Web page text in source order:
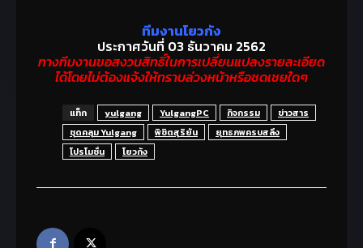
ทีมงานโยวกัง
ประกาศวันที่ 03 ธันวาคม 2562
ทางทีมงานขอสงวนสิทธิ์ในการเปลี่ยนแปลงรายละเอียด
ได้โดยไม่ต้องแจ้งให้ทราบล่วงหน้าหรือชดเชยใดๆ
แท็ก yulgang YulgangPC กิจกรรม
ข่าวสาร
ชุดคลุม Yulgang
พิชิตสุริยัน
ยุทธภพครบสลึง
โปรโมชั่น
โยวกัง